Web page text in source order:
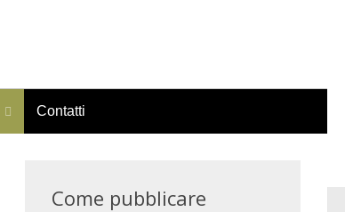
Contatti
Come pubblicare